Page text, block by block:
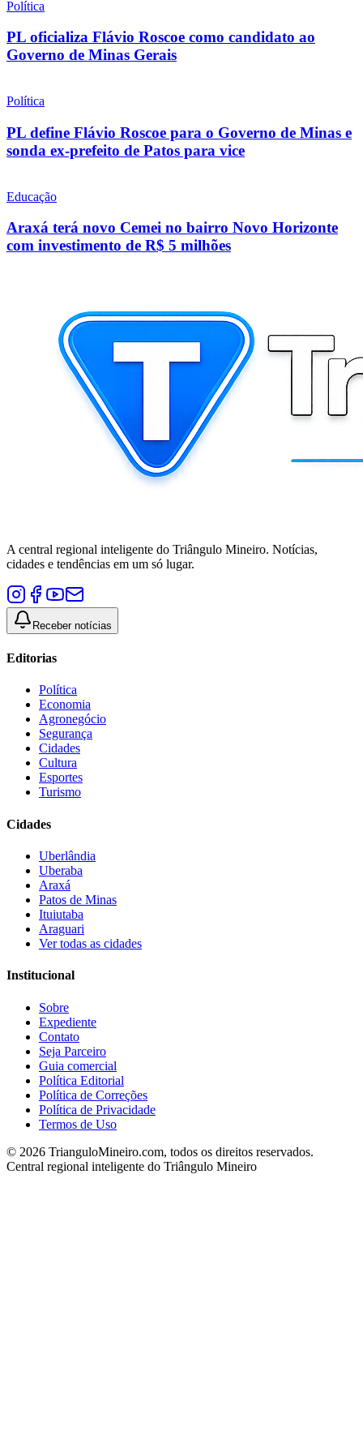
Política
PL oficializa Flávio Roscoe como candidato ao
Governo de Minas Gerais
Política
PL define Flávio Roscoe para o Governo de Minas e
sonda ex-prefeito de Patos para vice
Educação
Araxá terá novo Cemei no bairro Novo Horizonte
com investimento de R$ 5 milhões
A central regional inteligente do Triângulo Mineiro. Notícias,
cidades e tendências em um só lugar.
Receber notícias
Editorias
Política
Economia
Agronegócio
Segurança
Cidades
Cultura
Esportes
Turismo
Cidades
Uberlândia
Uberaba
Araxá
Patos de Minas
Ituiutaba
Araguari
Ver todas as cidades
Institucional
Sobre
Expediente
Contato
Seja Parceiro
Guia comercial
Política Editorial
Política de Correções
Política de Privacidade
Termos de Uso
© 2026 TrianguloMineiro.com, todos os direitos reservados.
Central regional inteligente do Triângulo Mineiro